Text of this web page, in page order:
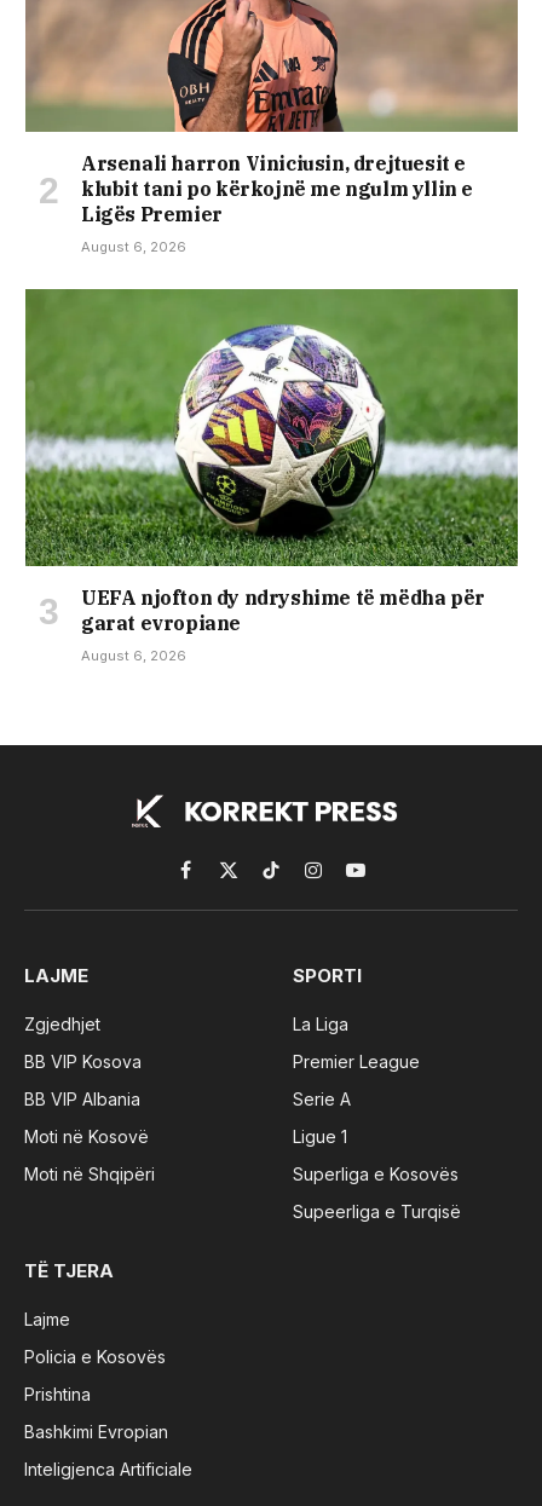
Arsenali harron Viniciusin, drejtuesit e
klubit tani po kërkojnë me ngulm yllin e
Ligës Premier
August 6, 2026
UEFA njofton dy ndryshime të mëdha për
garat evropiane
August 6, 2026
Facebook
X
(Twitter)
TikTokInstagramYouTube
LAJME
Zgjedhjet
BB VIP Kosova
BB VIP Albania
Moti në Kosovë
Moti në Shqipëri
SPORTI
La Liga
Premier League
Serie A
Ligue 1
Superliga e Kosovës
Supeerliga e Turqisë
TË TJERA
Lajme
Policia e Kosovës
Prishtina
Bashkimi Evropian
Inteligjenca Artificiale